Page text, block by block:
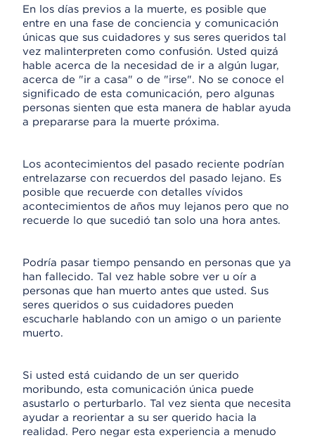
En los días previos a la muerte, es posible que
entre en una fase de conciencia y comunicación
únicas que sus cuidadores y sus seres queridos tal
vez malinterpreten como confusión. Usted quizá
hable acerca de la necesidad de ir a algún lugar,
acerca de "ir a casa" o de "irse". No se conoce el
significado de esta comunicación, pero algunas
personas sienten que esta manera de hablar ayuda
a prepararse para la muerte próxima.
Los acontecimientos del pasado reciente podrían
entrelazarse con recuerdos del pasado lejano. Es
posible que recuerde con detalles vívidos
acontecimientos de años muy lejanos pero que no
recuerde lo que sucedió tan solo una hora antes.
Podría pasar tiempo pensando en personas que ya
han fallecido. Tal vez hable sobre ver u oír a
personas que han muerto antes que usted. Sus
seres queridos o sus cuidadores pueden
escucharle hablando con un amigo o un pariente
muerto.
Si usted está cuidando de un ser querido
moribundo, esta comunicación única puede
asustarlo o perturbarlo. Tal vez sienta que necesita
ayudar a reorientar a su ser querido hacia la
realidad. Pero negar esta experiencia a menudo